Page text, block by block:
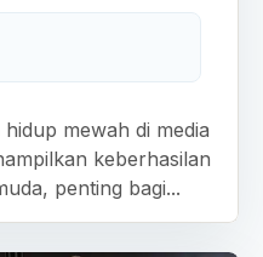
mewah di media
keberhasilan
penting bagi...